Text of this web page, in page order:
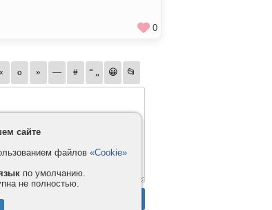
0
сайте
файлов «Cookie»
по умолчанию.
не полностью.